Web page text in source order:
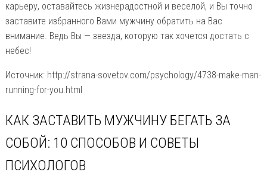
карьеру, оставайтесь жизнерадостной и веселой, и Вы точно
заставите избранного Вами мужчину обратить на Вас
внимание. Ведь Вы — звезда, которую так хочется достать с
небес!
Источник: http://strana-sovetov.com/psychology/4738-make-man-
running-for-you.html
КАК ЗАСТАВИТЬ МУЖЧИНУ БЕГАТЬ ЗА
СОБОЙ: 10 СПОСОБОВ И СОВЕТЫ
ПСИХОЛОГОВ